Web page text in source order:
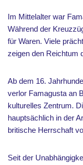
Im Mittelalter war
Während der
für Waren. Viele
zeigen den Reichtum
Ab dem 16.
verlor Famagusta an
kulturelles Zentrum.
hauptsächlich in der
britische Herrschaft
Seit der